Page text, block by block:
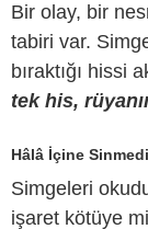
Bir olay, bir
tabiri var.
bıraktığı hissi
tek his,
Hâlâ İçine
Simgeleri
işaret kötüye